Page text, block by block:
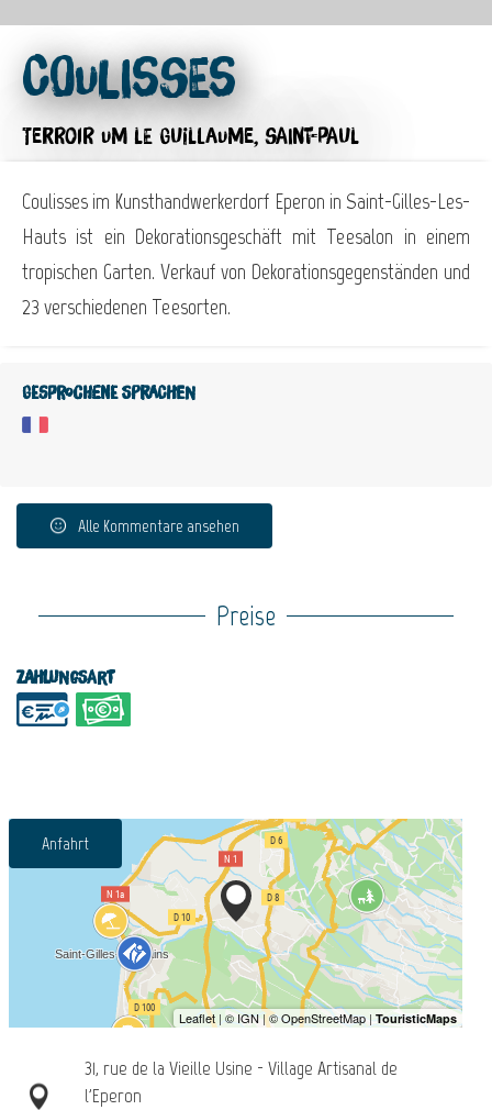
Coulisses
TERROIR UM LE GUILLAUME, SAINT-PAUL
Coulisses im Kunsthandwerkerdorf Eperon in Saint-Gilles-Les-
Hauts ist ein Dekorationsgeschäft mit Teesalon in einem
tropischen Garten. Verkauf von Dekorationsgegenständen und
23 verschiedenen Teesorten.
Gesprochene Sprachen
Alle Kommentare ansehen
Preise
Zahlungsart
Anfahrt
31, rue de la Vieille Usine - Village Artisanal de
l'Eperon